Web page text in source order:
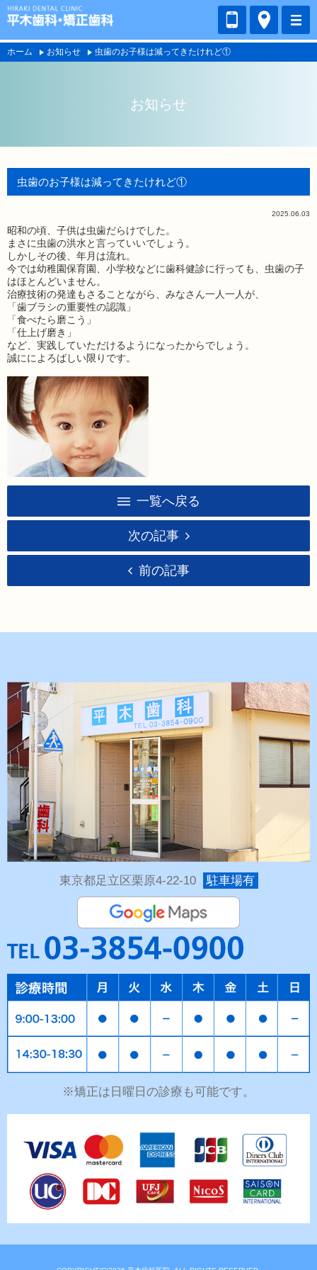
ホーム お知らせ 虫歯のお子様は減ってきたけれど①
お知らせ
虫歯のお子様は減ってきたけれど①
2025.06.03
昭和の頃、子供は虫歯だらけでした。
まさに虫歯の洪水と言っていいでしょう。
しかしその後、年月は流れ。
今では幼稚園保育園、小学校などに歯科健診に行っても、虫歯の子
はほとんどいません。
治療技術の発達もさることながら、みなさん一人一人が、
「歯ブラシの重要性の認識」
「食べたら磨こう」
「仕上げ磨き」
など、実践していただけるようになったからでしょう。
誠にによろばしい限りです。
一覧へ戻る
次の記事
前の記事
東京都足立区栗原4-22-10 駐車場有
※矯正は日曜日の診療も可能です。